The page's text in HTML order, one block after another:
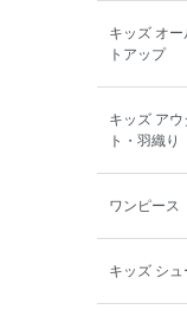
ICE
キッズ オ
トアップ
キッズ ア
ト・羽織り
ワンピース
キッズ シュ